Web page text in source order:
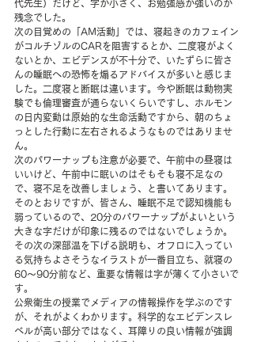
代先生）だけど、字が小さく、お勉強感が強いのが
残念でした。
次の目覚めの「AM活動」では、寝起きのカフェイン
がコルチゾルのCARを阻害するとか、二度寝がよく
ないとか、エビデンスが不十分で、いたずらに皆さ
んの睡眠への恐怖を煽るアドバイスが多いと感じま
した。二度寝と断眠は違います。今や断眠は動物実
験でも倫理審査が通らないくらいですし、ホルモン
の日内変動は原始的な生命活動ですから、朝のちょ
っとした行動に左右されるようなものではありませ
ん。
次のパワーナップも注意が必要で、午前中の昼寝は
いいけど、午前中に眠いのはそもそも寝不足なの
で、寝不足を改善しましょう、と書いてあります。
そのとおりですが、皆さん、睡眠不足で認知機能も
弱っているので、20分のパワーナップがよいという
大きな字だけが印象に残るのではないでしょうか。
その次の深部温を下げる説明も、オフロに入ってい
る気持ちよさそうなイラストが一番目立ち、就寝の
60～90分前など、重要な情報は字が薄くて小さいで
す。
公衆衛生の授業でメディアの情報操作を学ぶのです
が、それがよくわかります。科学的なエビデンスレ
ベルが高い部分ではなく、耳障りの良い情報が強調